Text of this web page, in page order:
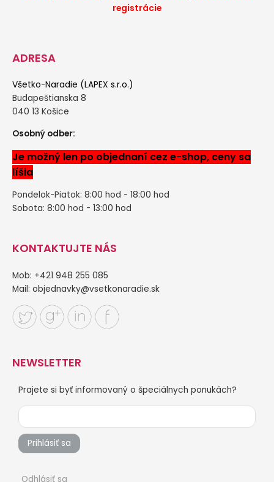
registrácie
ADRESA
Všetko-Naradie (LAPEX s.r.o.)
Budapeštianska 8
040 13 Košice
Osobný odber:
Je možný len po objednaní cez e-shop, ceny sa
líšia
Pondelok-Piatok: 8:00 hod - 18:00 hod
Sobota: 8:00 hod - 13:00 hod
KONTAKTUJTE NÁS
Mob: +421 948 255 085
Mail: objednavky@vsetkonaradie.sk
NEWSLETTER
Prajete si byť informovaný o špeciálnych ponukách?
Prihlásiť sa
Odhlásiť sa